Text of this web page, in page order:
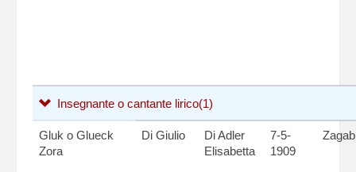
Insegnante o cantante lirico(1)
Gluk o Glueck
Zora
Di Giulio
Di Adler
Elisabetta
7-5-
1909